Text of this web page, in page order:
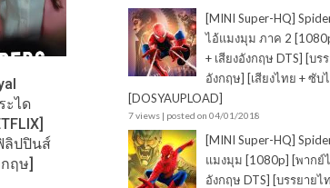
ะได
ลิปปินส์
ฤษ]
[MINI Super-HQ]
ไอ้แมงมุม ภาค 2
+ เสียงอังกฤษ DTS] [บร
อังกฤษ] [เสียงไทย + ซับ
[DOSYAUPLOAD]
7 views| posted on 04/01/2018
[MINI Super-HQ]
แมงมุม [1080p] [พากย์ไ
อังกฤษ DTS] [บรรยายไ